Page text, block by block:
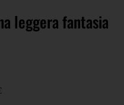
leggera fantasia